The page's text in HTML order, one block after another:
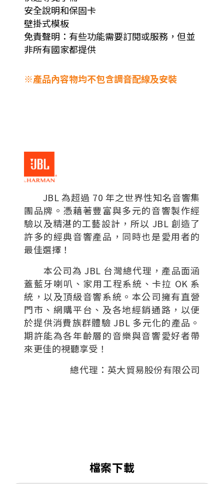
安全說明和保固卡
壁掛式模板
免責聲明：有些功能需要訂閱或服務，但並
非所有國家都提供
※產品內容物均不包含調音配線及安裝
JBL 為超過 70 年之世界性知名音響集
團品牌。憑藉著豐富與多元的音響製作經
驗以及精湛的工藝設計，所以 JBL 創造了
許多的經典音響產品，同時也是愛用者的
最佳選擇！
本公司為 JBL 台灣總代理，產品面涵
蓋藍牙喇叭、家用工程系統、卡拉 OK 系
統，以及頂級音響系統。本公司擁有直營
門市、網購平台、及各地經銷通路，以便
於提供消費族群體驗 JBL 多元化的產品。
期許能為各年齡層的音樂與音響愛好者帶
來更佳的視聽享受！
總代理：英大貿易股份有限公司
檔案下載